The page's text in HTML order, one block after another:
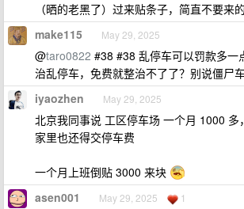
（晒的老黑了）过来贴条子，简直不要来
make115 May 29, 2025
@taro0822 #38 #38 乱停车可以罚款多一
治乱停车，免费就整治不了了？别说僵尸
iyaozhen May 29, 2025
北京我同事说 工区停车场 一个月 1000 多
家里也还得交停车费
一个月上班倒贴 3000 来块
asen001 May 29, 2025 1